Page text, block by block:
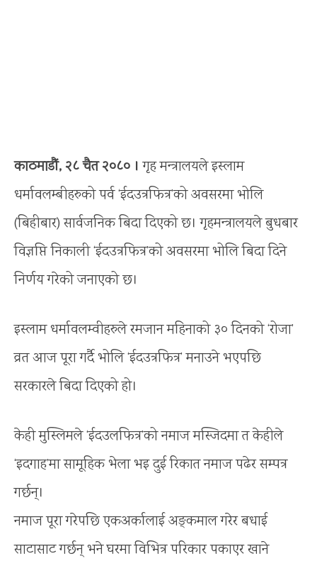
काठमाडौं, २८ चैत २०८० । गृह मन्त्रालयले इस्लाम
धर्मावलम्बीहरुको पर्व ‘ईदउत्रफित्र’को अवसरमा भोलि
(बिहीबार) सार्वजनिक बिदा दिएको छ। गृहमन्त्रालयले बुधबार
विज्ञप्ति निकाली ‘ईदउत्रफित्र’को अवसरमा भोलि बिदा दिने
निर्णय गरेको जनाएको छ।
इस्लाम धर्मावलम्वीहरुले रमजान महिनाको ३० दिनको ‘रोजा’
व्रत आज पूरा गर्दै भोलि ‘ईदउत्रफित्र’ मनाउने भएपछि
सरकारले बिदा दिएको हो।
केही मुस्लिमले ‘ईदउलफित्र’को नमाज मस्जिदमा त केहीले
‘इदगाह’मा सामूहिक भेला भइ दुई रिकात नमाज पढेर सम्पत्र
गर्छन्।
नमाज पूरा गरेपछि एकअर्कालाई अङ्कमाल गरेर बधाई
साटासाट गर्छन् भने घरमा विभित्र परिकार पकाएर खाने